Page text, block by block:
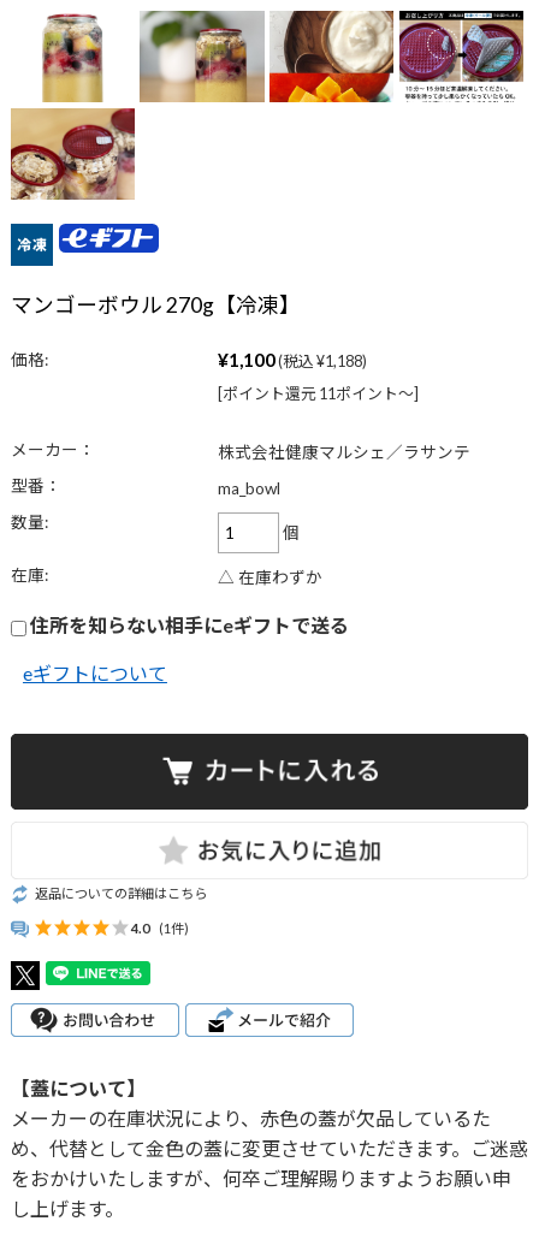
マンゴーボウル 270g【冷凍】
価格: ¥1,100(税込 ¥1,188)
[ポイント還元 11ポイント〜]
メーカー：
株式会社健康マルシェ／ラサンテ
型番：
ma_bowl
数量:
個
在庫: △ 在庫わずか
住所を知らない相手にeギフトで送る
eギフトについて
返品についての詳細はこちら
4.0 (1件)
【蓋について】
メーカーの在庫状況により、赤色の蓋が欠品しているた
め、代替として金色の蓋に変更させていただきます。ご迷惑
をおかけいたしますが、何卒ご理解賜りますようお願い申
し上げます。